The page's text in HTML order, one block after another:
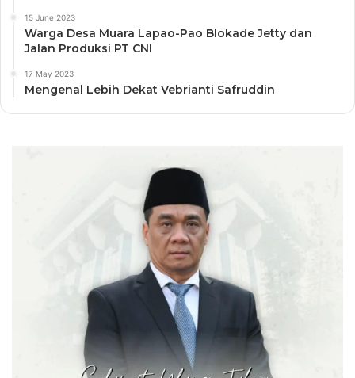
15 June 2023
Warga Desa Muara Lapao-Pao Blokade Jetty dan
Jalan Produksi PT CNI
17 May 2023
Mengenal Lebih Dekat Vebrianti Safruddin